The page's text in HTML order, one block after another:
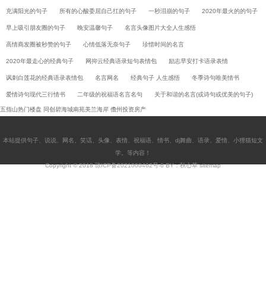
充满阳光的句子 所有的心酸委屈自己扛的句子 一秒泪崩的句子 2020年最火的的句子
早上吸引朋友圈的句子 晚安温馨句子 名言头像图片大全人生感悟
高情商发圈被秒赞的句子 心情低落无奈句子 珍惜时间的名言
2020年最走心的经典句子 网抑云经典语录短句表情包 励志早安打卡语录表情
讽刺白莲花的经典语录表情包 名言网名 经典句子 人生感悟 冬季诗句唯美情书
爱情诗句现代三行情书 二年级的祝福语名言名句 关于和谐的名言(或诗句或优美的句子)
五指山热门楼盘 同创碧海城南苑美兰海岸 儋州投资房产
本站提供句子 说说 网名 笑话 头像 表情 祝福语 情书 dj舞曲 语录 爱情
小狸猫短文
学 。等内容！
Copyright © 2018琼ICP备2021000462号-6BY：秋心草sitemap